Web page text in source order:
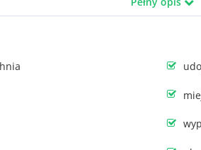
TYLKO TELEFONICZNIE PROSIMY